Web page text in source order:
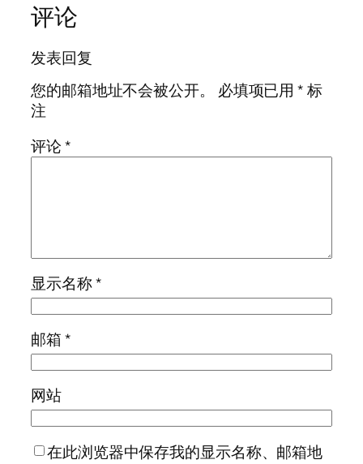
评论
发表回复
您的邮箱地址不会被公开。
必填项已用*标
注
评论*
显示名称*
邮箱*
网站
在此浏览器中保存我的显示名称、邮箱地